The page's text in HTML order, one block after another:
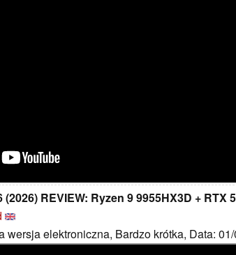
REVIEW: Ryzen 9 9955HX3D + RTX
wersja elektroniczna, Bardzo krótka, Data: